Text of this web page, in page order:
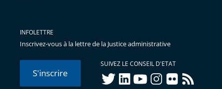
INFOLETTRE
Inscrivez-vous à la lettre de la Justice administrative
S'inscrire
SUIVEZ LE CONSEIL D'ETAT
twitterlinkedInyoutubeinstagram
flickr rss